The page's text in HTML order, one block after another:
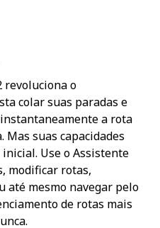
revoluciona o
colar suas paradas e
a rota
Mas suas capacidades
Use o Assistente
modificar rotas,
até mesmo navegar pelo
de rotas mais